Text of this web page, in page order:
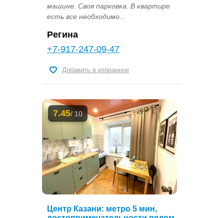
машине. Своя парковка. В квартире
есть все необходимо...
Регина
+7-917-247-09-47
Добавить в избранное
7.45/ 10
Центр Казани: метро 5 мин,